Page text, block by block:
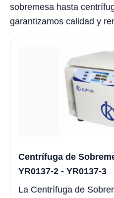
sobremesa hasta
garantizamos calidad y
Centrífuga de
YR0137-2 - YR0137-3
La Centrífuga de